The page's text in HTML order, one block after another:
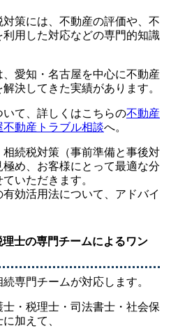
策には、不動産の評価や、不
用した対応などの専門的知識
愛知・名古屋を中心に不動産
決してきた実績があります。
て、詳しくはこちらの不動産
動産トラブル相談へ。
続税対策（事前準備と事後対
め、お客様にとって最適な分
いただきます。
効活用法について、アドバイ
士の専門チームによるワン
専門チームが対応します。
・税理士・司法書士・社会保
加えて、